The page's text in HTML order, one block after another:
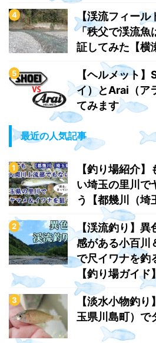
【渓流フィール
「秩父で渓流魚
証してみた【横
【ヘルメット
イ）とArai（ア
てみます
最近の人気記事
【釣り場紹介
い埼玉の里川で
う【都幾川（埼
【渓流釣り】
感がある小百川
で尺イワナを釣
【釣り場ガイド
【淡水小物釣
玉県川島町）で